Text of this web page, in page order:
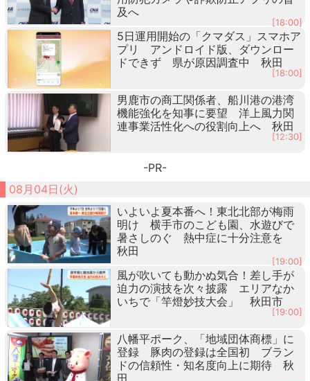
及へ
[18:00]
5日運用開始の「クマダス」スマホア
プリ アンドロイド版、ダウンロー
ドできず 県が原因調査中 秋田
[18:00]
男鹿市の商工関係者、船川港の港湾
機能強化を知事に要望 洋上風力関
連事業活性化への役割向上へ 秋田
[12:30]
-PR-
08月04日(火)
いよいよ夏本番へ！東北北部が梅雨
明け 横手市のこども園、水遊びで
暑さしのぐ 熱中症に十分注意を
秋田
[19:00]
風が吹いても動かぬ気合！差し手が
迫力の演技を次々披露 エリアなか
いちで「竿燈妙技大会」 秋田市
[19:00]
八幡平ポーク、「地域団体商標」に
登録 豚肉の登録は全国初 ブラン
ドの信頼性・知名度向上に期待 秋
田